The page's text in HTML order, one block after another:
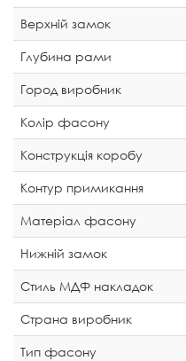
Верхній замок
Глубина рами
Город виробник
Колір фасону
Конструкція коробу
Контур примикання
Матеріал фасону
Нижній замок
Стиль МДФ накладок
Страна виробник
Тип фасону